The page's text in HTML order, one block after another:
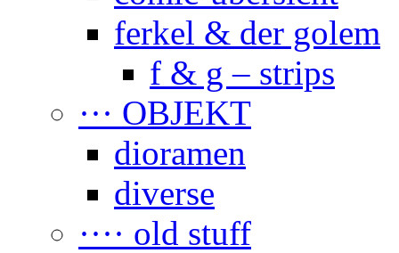
ferkel & der golem
f & g – strips
··· OBJEKT
dioramen
diverse
···· old stuff